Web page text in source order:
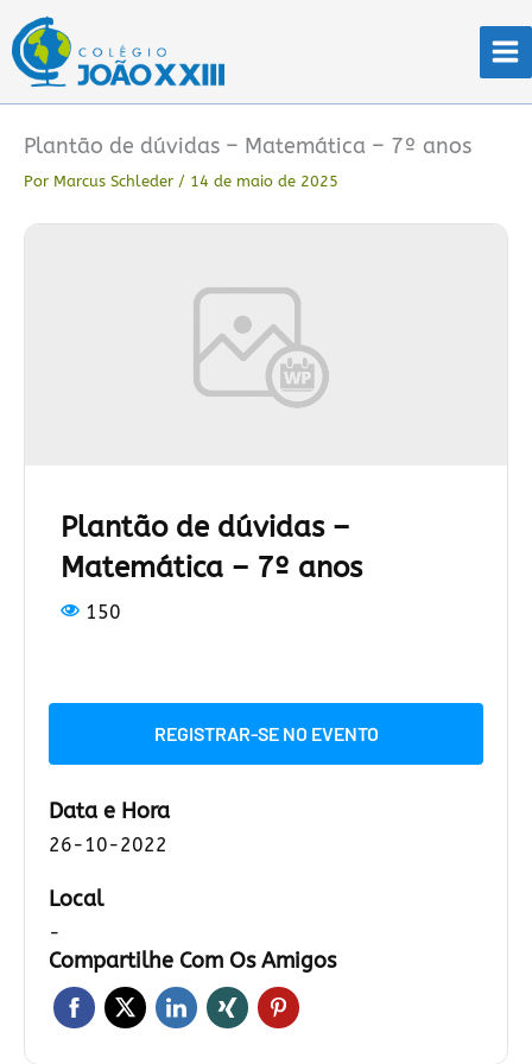
para
conteúdo
Plantão de dúvidas – Matemática – 7º anos
Por Marcus Schleder / 14 de maio de 2025
Plantão de dúvidas –
Matemática – 7º anos
150
REGISTRAR-SE NO EVENTO
Data e Hora
26-10-2022
Local
-
Compartilhe Com Os Amigos